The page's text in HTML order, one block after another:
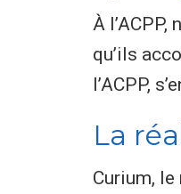
À
qu’ils
l’ACPP,
La
Curium,